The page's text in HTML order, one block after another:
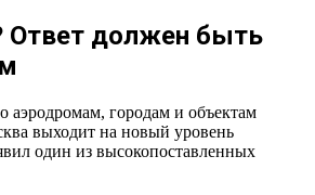
Ответ должен быть
аэродромам, городам и объектам
выходит на новый уровень
один из высокопоставленных